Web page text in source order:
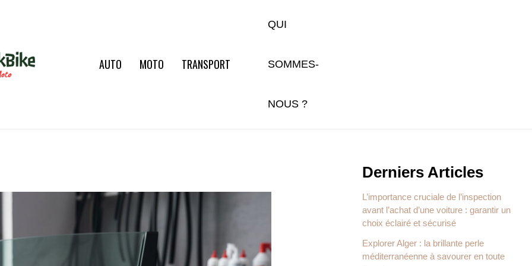
AUTO MOTO TRANSPORT
QUI
SOMMES-
NOUS ?
Derniers Articles
L’importance cruciale de l’inspection
avant l’achat d’une voiture : garantir un
choix éclairé et sécurisé
Explorer Alger : la brillante perle
méditerranéenne à savourer en toute